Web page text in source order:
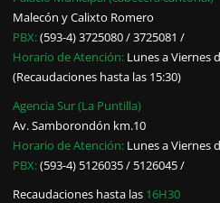
Malecón y Calixto Romero
PBX:(593-4) 3725080 / 3725081 /
Horario de Atención: Lunes a Viernes
(Recaudaciones hasta las 15:30)
Agencia Sur (La Puntilla)
Av. Samborondón km.10
Horario de Atención: Lunes a Viernes
PBX:(593-4) 5126035 / 5126045 /
Recaudaciones hasta las 16H30